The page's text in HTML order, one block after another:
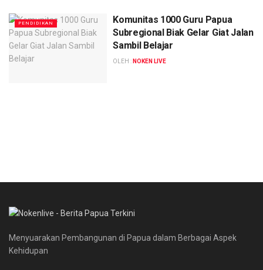
PENDIDIKAN
Komunitas 1000 Guru Papua
Subregional Biak Gelar Giat Jalan
Sambil Belajar
OLEH : NOKEN LIVE
Menyuarakan Pembangunan di Papua dalam Berbagai Aspek
Kehidupan